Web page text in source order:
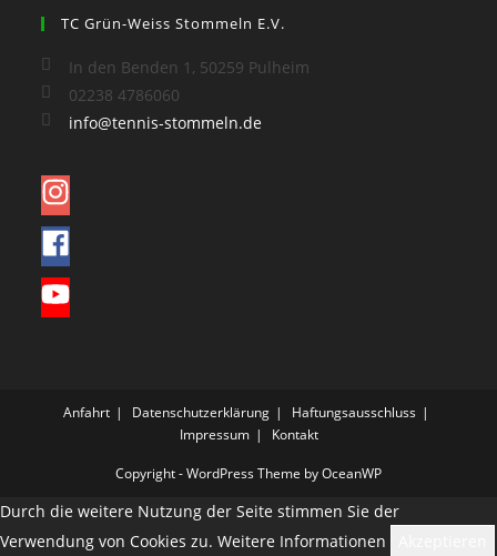
TC Grün-Weiss Stommeln E.V.
In den Benden 1, 50259 Pulheim
02238 4786060
info@tennis-stommeln.de
Anfahrt Datenschutzerklärung
Haftungsausschluss
Impressum
Kontakt
Copyright - WordPress Theme by OceanWP
Durch die weitere Nutzung der Seite stimmen Sie der
Verwendung von Cookies zu. Weitere Informationen